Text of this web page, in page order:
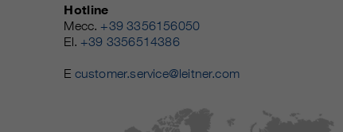
Hotline
Mecc. +39 3356156050
El. +39 3356514386
E customer.service@leitner.com